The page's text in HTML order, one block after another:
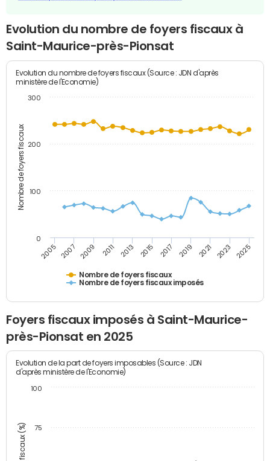
Evolution du nombre de foyers fiscaux à
Saint-Maurice-près-Pionsat
Nombre de foyers fiscaux
Evolution du nombre de foyers fiscaux (Source : JDN d'après
ministère de l'Economie)
Nombre de foyers fiscaux
Nombre de foyers fiscaux imposés
2005 2007 2009 2011 2013 2015 2017 2019 2021 2023 2025
0
100
200
300
Foyers fiscaux imposés à Saint-Maurice-
près-Pionsat en 2025
Evolution de la part de foyers imposables (Source : JDN
d'après ministère de l'Economie)
75
100